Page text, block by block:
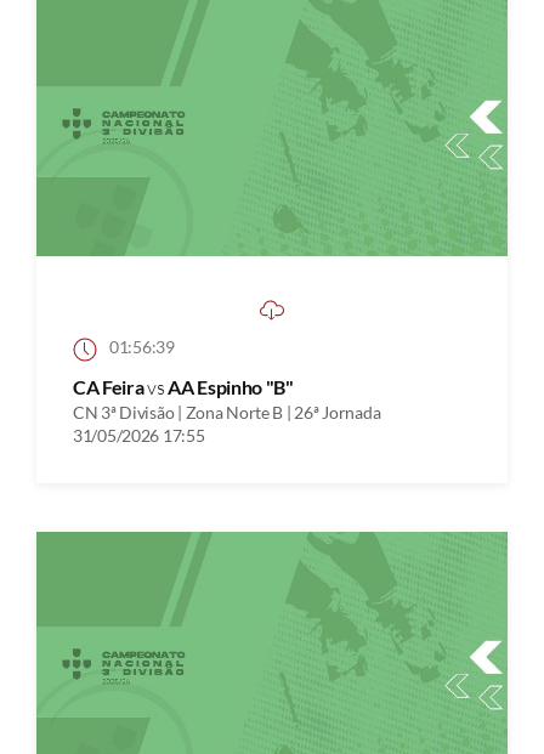
01:56:39
CA FeiravsAA Espinho "B"
CN 3ª Divisão | Zona Norte B | 26ª Jornada
31/05/2026 17:55